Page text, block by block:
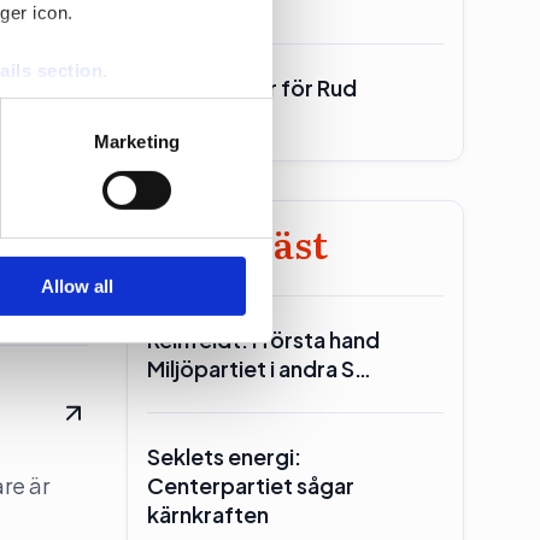
icon.
section
may combine it with
Marketing
Allow all
Här
är
700 miljoner för Rud
Minst läst
Reinfeldt: I första hand
Miljöpartiet i andra S…
Seklets energi:
Centerpartiet sågar
kärnkraften